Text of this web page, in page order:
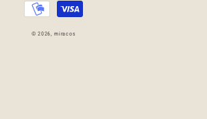
© 2026,miracos